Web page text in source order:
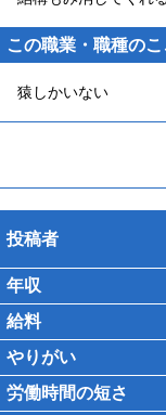
この職業・職種の
猿しかいない
投稿者
年収
給料
やりがい
労働時間の短さ